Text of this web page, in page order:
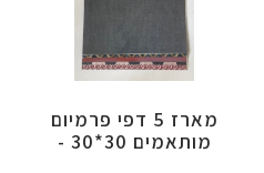
מארז 5 דפי פרמיום
מותאמים 30*30 -